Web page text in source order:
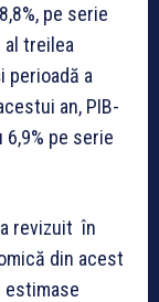
pe serie
al treilea
perioadă a
an, PIB-
pe serie
revizuit în
din acest
estimase